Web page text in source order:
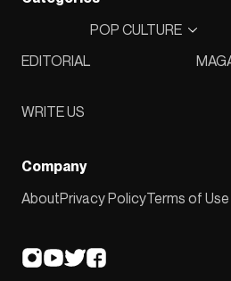
EDITORIAL
POP CULTURE
WRITE US
Company
AboutPrivacy PolicyTerms of Use